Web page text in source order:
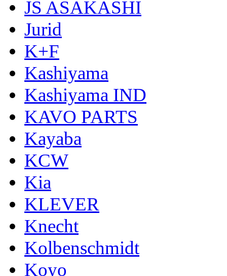
JS ASAKASHI
Jurid
K+F
Kashiyama
Kashiyama IND
KAVO PARTS
Kayaba
KCW
Kia
KLEVER
Knecht
Kolbenschmidt
Koyo